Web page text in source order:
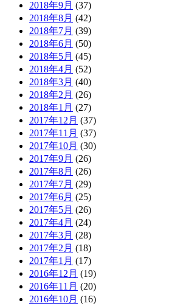
2018年9月 (37)
2018年8月 (42)
2018年7月 (39)
2018年6月 (50)
2018年5月 (45)
2018年4月 (52)
2018年3月 (40)
2018年2月 (26)
2018年1月 (27)
2017年12月 (37)
2017年11月 (37)
2017年10月 (30)
2017年9月 (26)
2017年8月 (26)
2017年7月 (29)
2017年6月 (25)
2017年5月 (26)
2017年4月 (24)
2017年3月 (28)
2017年2月 (18)
2017年1月 (17)
2016年12月 (19)
2016年11月 (20)
2016年10月 (16)